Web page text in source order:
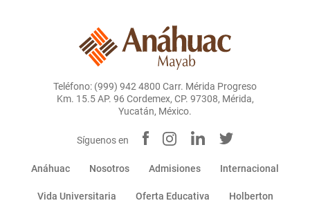
Teléfono: (999) 942 4800 Carr. Mérida Progreso
Km. 15.5 AP. 96 Cordemex, CP. 97308, Mérida,
Yucatán, México.
Síguenos en
Anáhuac Nosotros Admisiones Internacional
Vida Universitaria Oferta Educativa Holberton